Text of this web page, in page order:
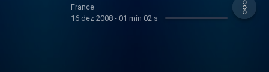
France
16 dez 2008- 01 min 02 s